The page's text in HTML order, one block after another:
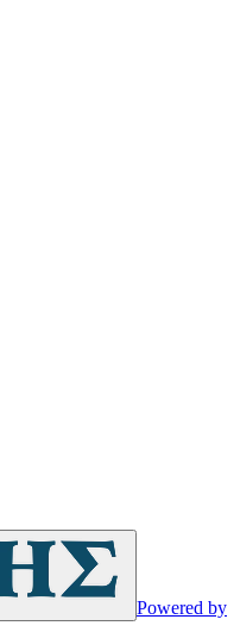
Powered by